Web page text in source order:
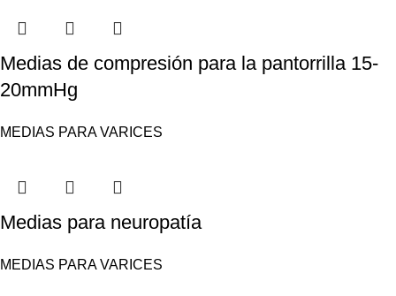
Medias de compresión para la pantorrilla 15-
20mmHg
MEDIAS PARA VARICES
Medias para neuropatía
MEDIAS PARA VARICES